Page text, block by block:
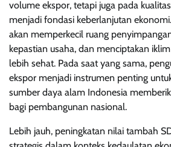
volume ekspor, tetapi juga pada
menjadi fondasi keberlanjutan
akan memperkecil ruang
kepastian usaha, dan menciptakan
lebih sehat. Pada saat yang sama,
ekspor menjadi instrumen penting
sumber daya alam Indonesia
bagi pembangunan nasional.
Lebih jauh, peningkatan nilai tambah